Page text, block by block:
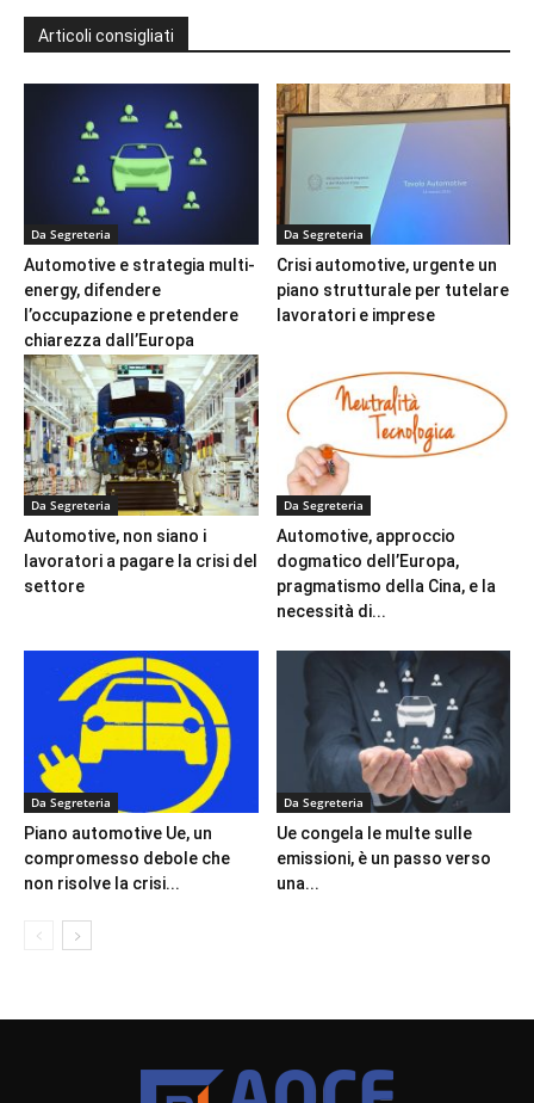
Articoli consigliati
Da Segreteria
Automotive e strategia multi-
energy, difendere
l’occupazione e pretendere
chiarezza dall’Europa
Da Segreteria
Crisi automotive, urgente un
piano strutturale per tutelare
lavoratori e imprese
Da Segreteria
Automotive, non siano i
lavoratori a pagare la crisi del
settore
Da Segreteria
Automotive, approccio
dogmatico dell’Europa,
pragmatismo della Cina, e la
necessità di...
Da Segreteria
Piano automotive Ue, un
compromesso debole che
non risolve la crisi...
Da Segreteria
Ue congela le multe sulle
emissioni, è un passo verso
una...